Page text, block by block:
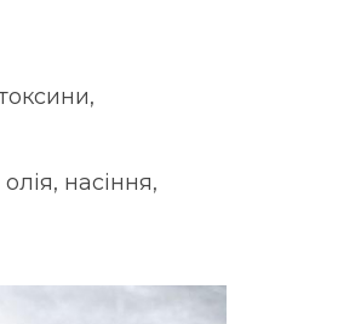
насіння,